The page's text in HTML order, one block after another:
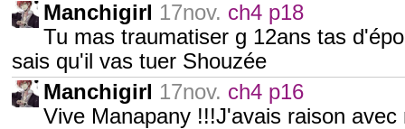
Manchigirl 17nov. ch4 p18
Tu mas traumatiser g 12ans tas
sais qu'il vas tuer Shouzée
Manchigirl 17nov. ch4 p16
Vive Manapany !!!J'avais raison